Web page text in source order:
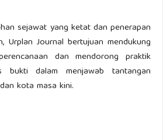
sejawat yang ketat dan penerapan
Urplan Journal bertujuan mendukung
dan mendorong praktik
bukti dalam menjawab tantangan
kota masa kini.